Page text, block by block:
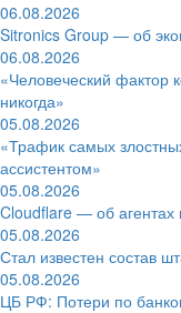
06.08.2026
Sitronics Group — об
06.08.2026
«Человеческий фактор
никогда»
05.08.2026
«Трафик самых
ассистентом»
05.08.2026
Cloudflare — об
05.08.2026
Стал известен состав
05.08.2026
ЦБ РФ: Потери по